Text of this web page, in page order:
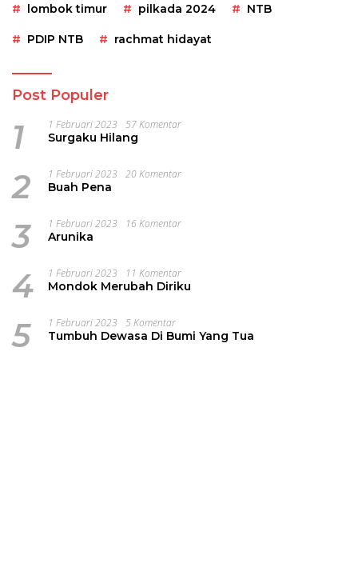
lombok timur pilkada 2024 NTB
PDIP NTB rachmat hidayat
Post Populer
1 1 Februari 2023 57 Komentar
Surgaku Hilang
2 1 Februari 2023 20 Komentar
Buah Pena
3 1 Februari 2023 16 Komentar
Arunika
4 1 Februari 2023 11 Komentar
Mondok Merubah Diriku
5 1 Februari 2023 5 Komentar
Tumbuh Dewasa Di Bumi Yang Tua